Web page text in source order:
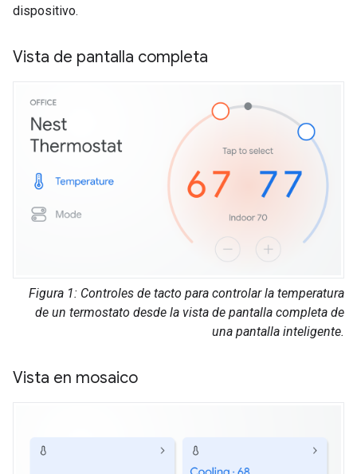
dispositivo.
Vista de pantalla completa
Figura 1: Controles de tacto para controlar la temperatura
de un termostato desde la vista de pantalla completa de
una pantalla inteligente.
Vista en mosaico